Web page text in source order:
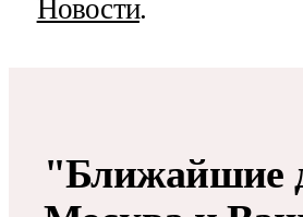
Новости.
"Ближайшие